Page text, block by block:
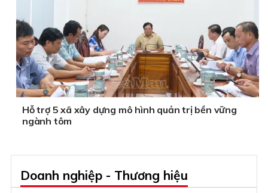
Hỗ trợ 5 xã xây dựng mô hình quản trị bền vững
ngành tôm
Doanh nghiệp - Thương hiệu